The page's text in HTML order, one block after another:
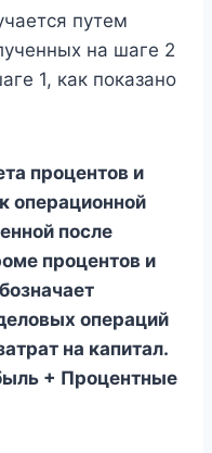
путем
на шаге 2
1, как показано
процентов и
операционной
после
процентов и
операций
на капитал.
+ Процентные